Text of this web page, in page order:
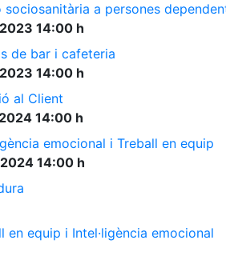
a persones
14:00 h
de bar i cafeteria
14:00 h
al Client
14:00 h
emocional i Treball en equip
14:00 h
equip i Intel·ligència emocional